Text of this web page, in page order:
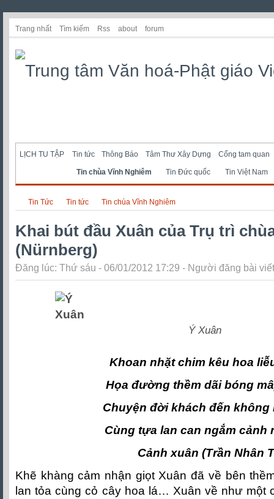
Trang nhất Tìm kiếm Rss about forum
LỊCH TU TẬP Tin tức
Tin chùa Vĩnh Nghiêm Tin Đức quốc Tin Việt Nam
Thông Báo Tâm Thư Xây Dựng Cổng tam quan
Tin Tức Tin tức Tin chùa Vĩnh Nghiêm
Khai bút đầu Xuân của Trụ trì
(Nürnberg)
Đăng lúc: Thứ sáu - 06/01/2012 17:29 - Người đăng bài
Ý Xuân
Khoan nhặt chim kêu hoa
Họa đường thềm dãi bóng
Chuyện đời khách đến không
Cùng tựa lan can ngắm cảnh
Cảnh xuân (Trần Nhân
Khẽ khàng cảm nhận giọt Xuân đã về bên
lan tỏa cùng cỏ cây hoa lá… Xuân về như một